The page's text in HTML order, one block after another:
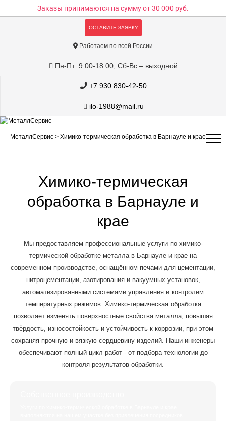
Заказы принимаются на суммуот 30 000 руб.
ОСТАВИТЬ ЗАЯВКУ
Работаем по всей России
Пн-Пт: 9:00-18:00, Сб-Вс – выходной
+7 930 830-42-50
ilo-1988@mail.ru
МеталлСервис > Химико-термическая обработка в Барнауле и крае
Химико-термическая
обработка в Барнауле и
крае
Мы предоставляем профессиональные услуги по химико-
термической обработке металла в Барнауле и крае на
современном производстве, оснащённом печами для цементации,
нитроцементации, азотирования и вакуумных установок,
автоматизированными системами управления и контролем
температурных режимов. Химико-термическая обработка
позволяет изменять поверхностные свойства металла, повышая
твёрдость, износостойкость и устойчивость к коррозии, при этом
сохраняя прочную и вязкую сердцевину изделий. Наши инженеры
обеспечивают полный цикл работ - от подбора технологии до
контроля результатов обработки.